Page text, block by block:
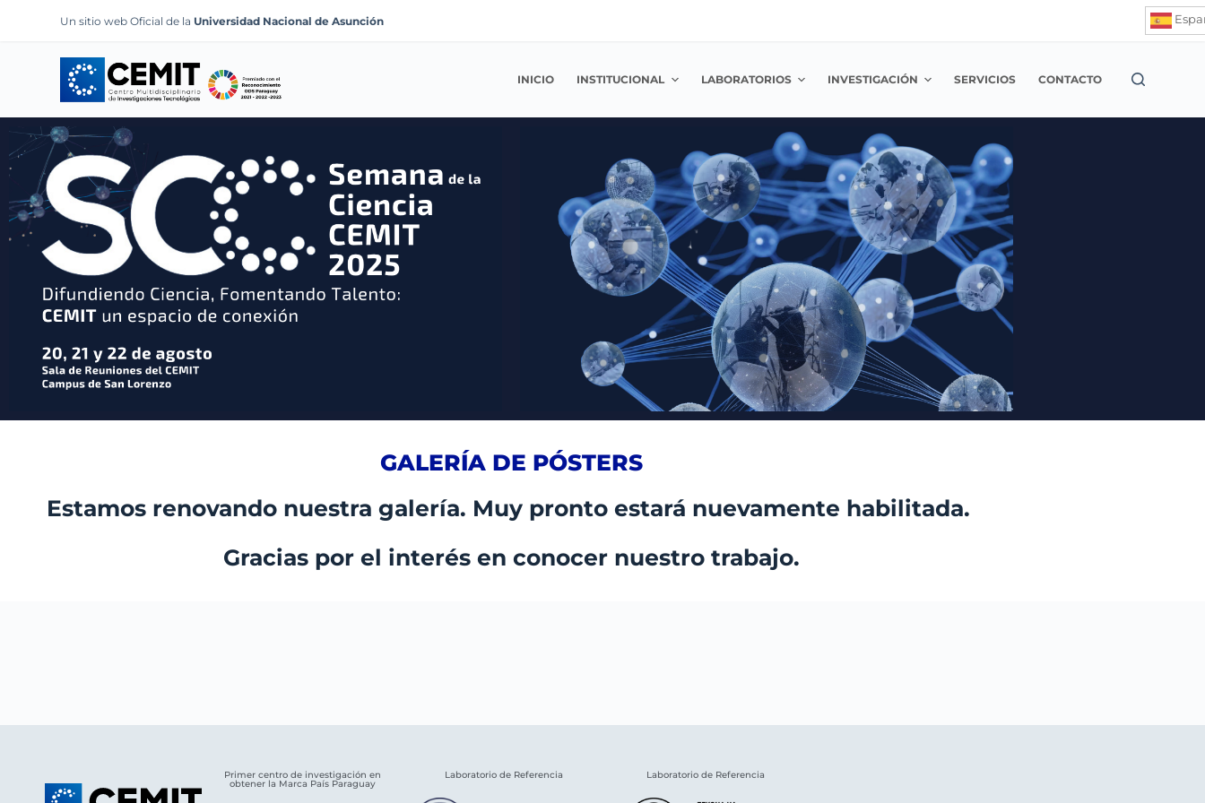
t
o
c
n
t
Un sitio web Oficial de la Universidad Nacional de Asunción
INICIO INSTITUCIONAL LABORATORIOS INVESTIGACIÓN SERVICIOS CONTACTO
GALERÍA DE PÓSTERS
Estamos renovando nuestra galería. Muy pronto estará nuevamente habilitada.
Gracias por el interés en conocer nuestro trabajo.
Primer centro de investigación en
obtener la Marca País Paraguay
Laboratorio de Referencia Laboratorio de Referencia